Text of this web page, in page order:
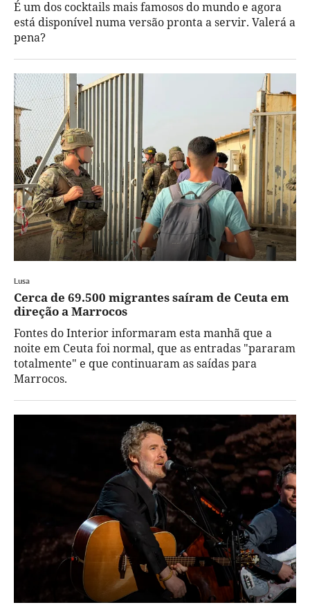
É um dos cocktails mais famosos do mundo e agora
está disponível numa versão pronta a servir. Valerá a
pena?
Lusa
Cerca de 69.500 migrantes saíram de Ceuta em
direção a Marrocos
Fontes do Interior informaram esta manhã que a
noite em Ceuta foi normal, que as entradas "pararam
totalmente" e que continuaram as saídas para
Marrocos.